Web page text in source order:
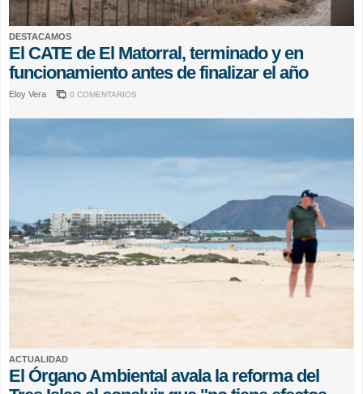
DESTACAMOS
El CATE de El Matorral, terminado y en
funcionamiento antes de finalizar el año
Eloy Vera 0 COMENTARIOS
ACTUALIDAD
El Órgano Ambiental avala la reforma del